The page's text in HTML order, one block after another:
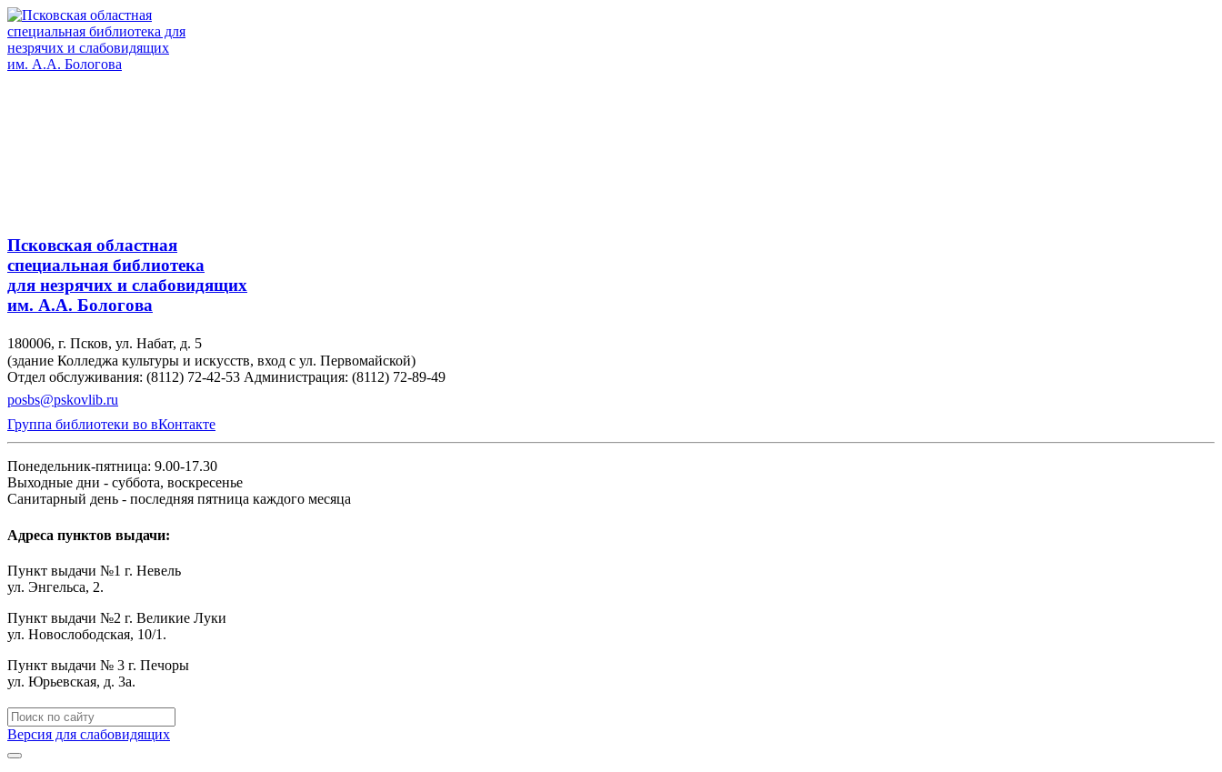
Псковская областная
специальная библиотека
для незрячих и слабовидящих
им. А.А. Бологова
180006, г. Псков, ул. Набат, д. 5
(здание Колледжа культуры и искусств, вход с ул. Первомайской)
Отдел обслуживания: (8112) 72-42-53 Администрация: (8112) 72-89-49
posbs@pskovlib.ru
Группа библиотеки во вКонтакте
Понедельник-пятница: 9.00-17.30
Выходные дни - суббота, воскресенье
Санитарный день - последняя пятница каждого месяца
Адреса пунктов выдачи:
Пункт выдачи №1 г. Невель
ул. Энгельса, 2.
Пункт выдачи №2 г. Великие Луки
ул. Новослободская, 10/1.
Пункт выдачи № 3 г. Печоры
ул. Юрьевская, д. 3а.
Версия для слабовидящих